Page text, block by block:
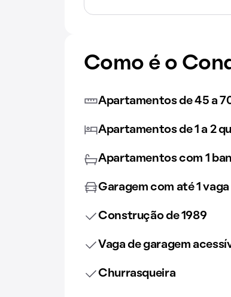
Como é o
Apartamentos de 45 a
Apartamentos de 1 a 2
Apartamentos com 1
Garagem com até 1 vaga
Construção de 1989
Vaga de garagem
Churrasqueira